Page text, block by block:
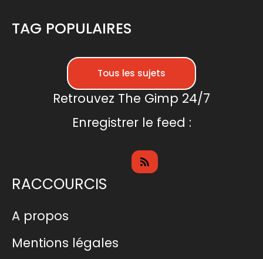
TAG POPULAIRES
Tous les sujets
Retrouvez The Gimp 24/7
Enregistrer le feed :
RACCOURCIS
A propos
Mentions légales